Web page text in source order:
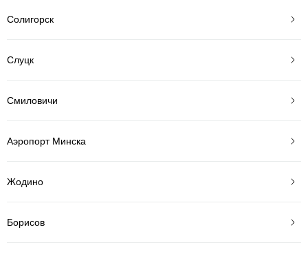
Солигорск
Слуцк
Смиловичи
Аэропорт Минска
Жодино
Борисов